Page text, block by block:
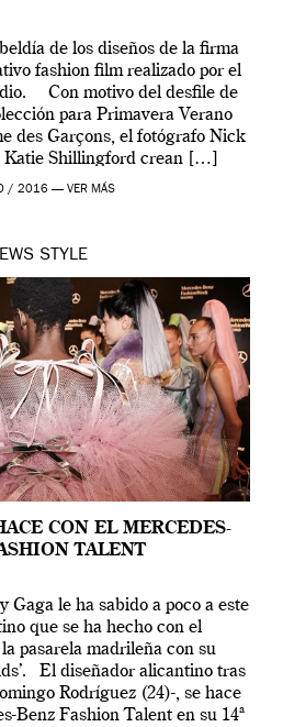
de los diseños de la firma
fashion film realizado por el
Con motivo del desfile de
para Primavera Verano
des Garçons, el fotógrafo Nick
Katie Shillingford crean […]
/ 2016 — VER MÁS
STYLE
CON EL MERCEDES-
TALENT
Gaga le ha sabido a poco a este
que se ha hecho con el
pasarela madrileña con su
El diseñador alicantino tras
Rodríguez (24)-, se hace
Benz Fashion Talent en su 14ª